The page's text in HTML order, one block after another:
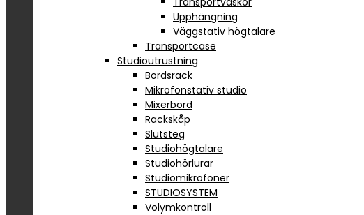
Upphängning
Väggstativ högtalare
Transportcase
Studioutrustning
Bordsrack
Mikrofonstativ studio
Mixerbord
Rackskåp
Slutsteg
Studiohögtalare
Studiohörlurar
Studiomikrofoner
STUDIOSYSTEM
Volymkontroll